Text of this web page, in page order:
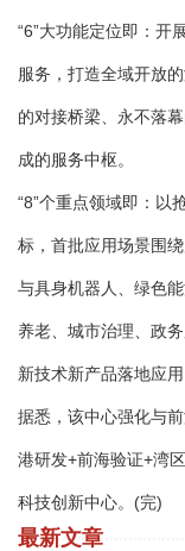
“6”大功能定位即：开
服务，打造全域开放
的对接桥梁、永不落
成的服务中枢。
“8”个重点领域即：以
标，首批应用场景围
与具身机器人、绿色
养老、城市治理、政
新技术新产品落地应用
据悉，该中心强化与
港研发+前海验证+湾
科技创新中心。(完)
最新文章